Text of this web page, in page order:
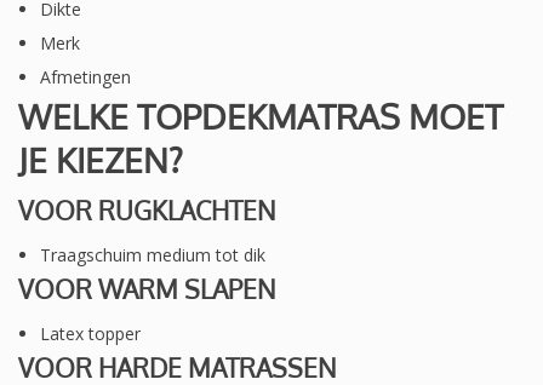
Dikte
Merk
Afmetingen
WELKE TOPDEKMATRAS MOET
JE KIEZEN?
VOOR RUGKLACHTEN
Traagschuim medium tot dik
VOOR WARM SLAPEN
Latex topper
VOOR HARDE MATRASSEN